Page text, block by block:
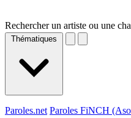
Rechercher un artiste ou une
Thématiques
Paroles.net Paroles FiNCH